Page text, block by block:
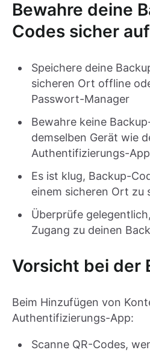
Bewahre deine
Codes sicher auf
Speichere deine
sicheren Ort offline
Passwort-Manager
Bewahre keine
demselben Gerät wie
Authentifizierungs-
Es ist klug, Backup-
einem sicheren Ort zu
Überprüfe
Zugang zu deinen
Vorsicht bei der
Beim Hinzufügen von
Authentifizierungs-App:
Scanne QR-Codes,